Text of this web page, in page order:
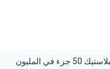
في المليون